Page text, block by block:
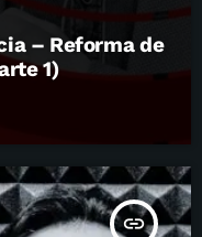
– Reforma de
1)
insert_link